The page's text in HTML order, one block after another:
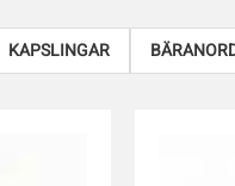
KAPSLINGAR